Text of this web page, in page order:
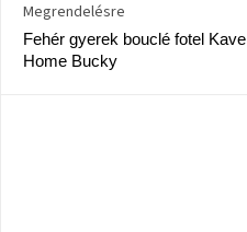
Fehér gyerek bouclé fotel Kave
Home Bucky
Megrendelésre